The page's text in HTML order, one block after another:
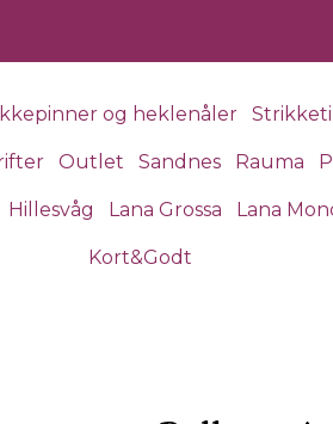
og heklenåler
Outlet Sandnes Rauma
Hillesvåg Lana Grossa Lana
Kort&Godt